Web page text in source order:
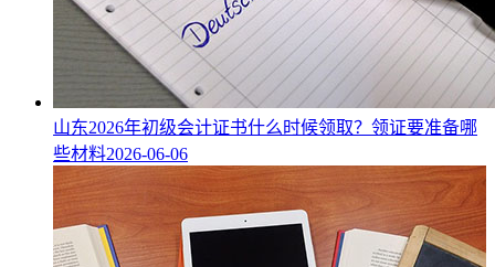
山东2026年初级会计证书什么时候领取？领证要准备哪
些材料2026-06-06